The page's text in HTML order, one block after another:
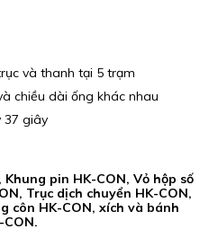
và thanh tại 5 trạm
chiều dài ống khác nhau
37 giây
pin HK-CON, Vỏ hộp số
Trục dịch chuyển HK-CON,
côn HK-CON, xích và bánh